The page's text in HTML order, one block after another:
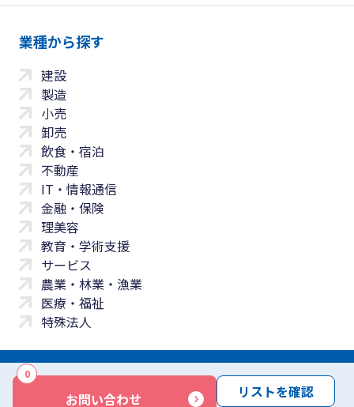
お問い合わせ
0
リストを確認
業種から探す
建設
製造
小売
卸売
飲食・宿泊
不動産
IT・情報通信
金融・保険
理美容
教育・学術支援
サービス
農業・林業・漁業
医療・福祉
特殊法人
サイトマップ 免責事項
サービス利用規約
商標について反社会勢力に対する基本方針 お問い合わせ